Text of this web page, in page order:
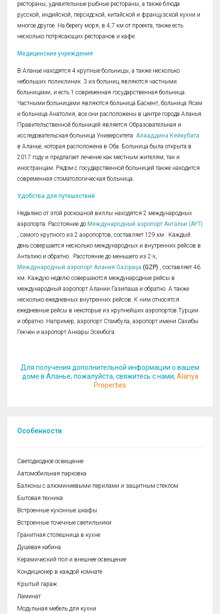
рестораны, удивительные рыбные рестораны, а также блюда
русской, индийской, персидской, китайской и французской кухни и
многое другое. На берегу моря, в 4,7 км от проекта, также есть
несколько потрясающих ресторанов и кафе.
Медицинские учреждения
В Аланье находятся 4 крупные больницы, а также несколько
небольших поликлиник. 3 из больниц являются частными
больницами, и есть 1 современная государственная больница.
Частными больницами являются больница Баскент, больница Ясам
и больница Анатолия, все они расположены в центре города Аланья.
Правительственной больницей является Образовательная и
исследовательская больница Университета Алааддина Кейкубата
в Аланье, которая расположена в Оба. Больница была открыта в
2017 году и предлагает лечение как местным жителям, так и
иностранцам. Рядом с государственной больницей также находится
современная стоматологическая больница.
Удобства для путешествий
Недалеко от этой роскошной виллы находятся 2 международных
аэропорта. Расстояние до Международный аэропорт Антальи (AYT)
, самого крупного из 2 аэропортов, составляет 129 км. Каждый
день совершается несколько международных и внутренних рейсов в
Анталию и обратно. Расстояние до меньшего из 2-х,
Международный аэропорт Алания Gazipaşa (GZP) , составляет 46
км. Каждую неделю совершаются международные рейсы в
международный аэропорт Алании Газипаша и обратно. А также
несколько ежедневных внутренних рейсов. К ним относятся
ежедневные рейсы в некоторые из крупнейших аэропортов Турции
и обратно. Например, аэропорт Стамбула, аэропорт имени Сахибы
Гекчен и аэропорт Анкары Эсенбога.
Для получения дополнительной информации о вашем
доме в Аланье, пожалуйста, свяжитесь с нами, Alanya
Properties
Особенности
Cветодиодное освещение
Автомобильная парковка
Балконы с алюминиевыми перилами и защитным стеклом
Бытовая техника
Встроенные кухонные шкафы
Встроенные точечные светильники
Гранитная столешница в кухне
Душевая кабина
Керамический пол и внешнее освещение
Кондиционер в каждой комнате
Крытый гараж
Ламинат
Модульная мебель для кухни